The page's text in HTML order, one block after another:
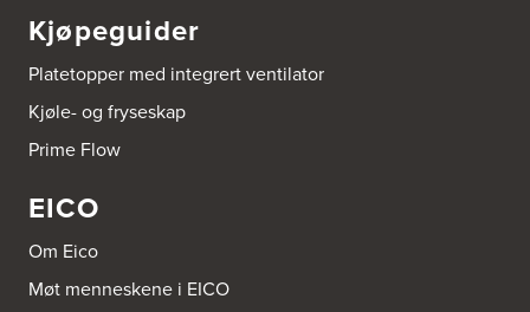
http://www.expert.no
Brusveen Snekkerverksted AS
Bergabygdvegen 35
2940 Heggenes
Tel.: 61-340006
Brødrene Aase AS
4313 Sandnes
Kjøpeguider
Platetopper med integrert ventilator
Kjøle- og fryseskap
Prime Flow
EICO
Om Eico
Møt menneskene i EICO